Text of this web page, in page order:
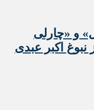
و «چارلی
نبوغ اکبر عبدی